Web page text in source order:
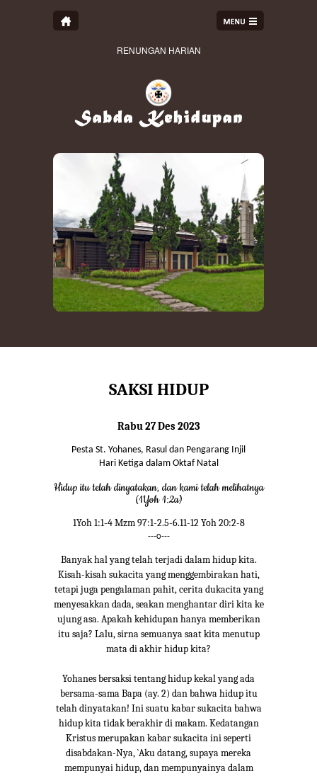
RENUNGAN HARIAN
SAKSI HIDUP
Rabu 27 Des 2023
Pesta St. Yohanes, Rasul dan Pengarang Injil
Hari Ketiga dalam Oktaf Natal
Hidup itu telah dinyatakan, dan kami telah melihatnya
(1Yoh 1:2a)
1Yoh 1:1-4 Mzm 97:1-2.5-6.11-12 Yoh 20:2-8
---o---
Banyak hal yang telah terjadi dalam hidup kita.
Kisah-kisah sukacita yang menggembirakan hati,
tetapi juga pengalaman pahit, cerita dukacita yang
menyesakkan dada, seakan menghantar diri kita ke
ujung asa. Apakah kehidupan hanya memberikan
itu saja? Lalu, sirna semuanya saat kita menutup
mata di akhir hidup kita?
Yohanes bersaksi tentang hidup kekal yang ada
bersama-sama Bapa (ay. 2) dan bahwa hidup itu
telah dinyatakan! Ini suatu kabar sukacita bahwa
hidup kita tidak berakhir di makam. Kedatangan
Kristus merupakan kabar sukacita ini seperti
disabdakan-Nya, `Aku datang, supaya mereka
mempunyai hidup, dan mempunyainya dalam